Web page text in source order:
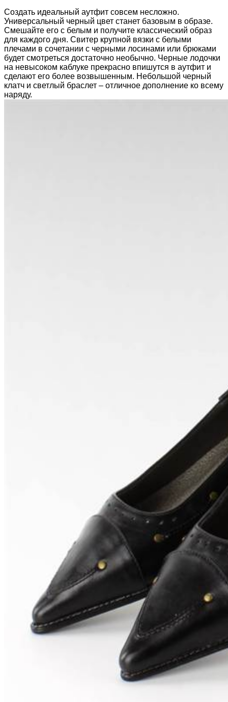
Создать идеальный аутфит совсем несложно.
Универсальный черный цвет станет базовым в образе.
Смешайте его с белым и получите классический образ
для каждого дня. Свитер крупной вязки с белыми
плечами в сочетании с черными лосинами или брюками
будет смотреться достаточно необычно. Черные лодочки
на невысоком каблуке прекрасно впишутся в аутфит и
сделают его более возвышенным. Небольшой черный
клатч и светлый браслет – отличное дополнение ко всему
наряду.